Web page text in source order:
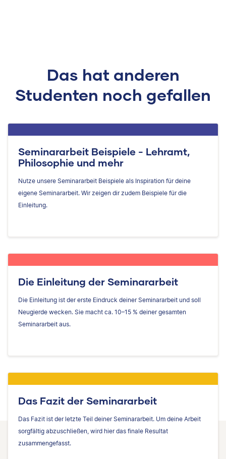
Das hat anderen
Studenten noch gefallen
Seminararbeit Beispiele - Lehramt,
Philosophie und mehr
Nutze unsere Seminararbeit Beispiele als Inspiration für deine
eigene Seminararbeit. Wir zeigen dir zudem Beispiele für die
Einleitung.
Die Einleitung der Seminararbeit
Die Einleitung ist der erste Eindruck deiner Seminararbeit und soll
Neugierde wecken. Sie macht ca. 10–15 % deiner gesamten
Seminararbeit aus.
Das Fazit der Seminararbeit
Das Fazit ist der letzte Teil deiner Seminararbeit. Um deine Arbeit
sorgfältig abzuschließen, wird hier das finale Resultat
zusammengefasst.